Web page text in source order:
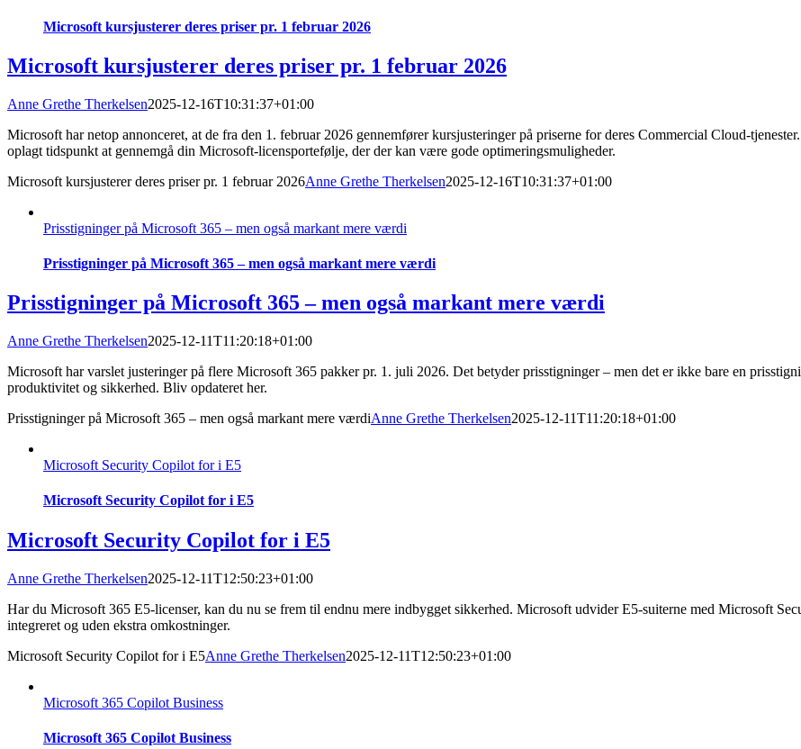
Microsoft kursjusterer deres priser pr. 1 februar 2026
Microsoft kursjusterer deres priser pr. 1 februar 2026
Anne Grethe Therkelsen2025-12-16T10:31:37+01:00
Microsoft har netop annonceret, at de fra den 1. februar 2026 gennemfører kursjusteringer på priserne for deres Commercial Cloud-
oplagt tidspunkt at gennemgå din Microsoft-licensportefølje, der der kan være gode optimeringsmuligheder.
Microsoft kursjusterer deres priser pr. 1 februar 2026Anne Grethe Therkelsen2025-12-16T10:31:37+01:00
Prisstigninger på Microsoft 365 – men også markant mere værdi
Prisstigninger på Microsoft 365 – men også markant mere værdi
Prisstigninger på Microsoft 365 – men også markant mere værdi
Anne Grethe Therkelsen2025-12-11T11:20:18+01:00
Microsoft har varslet justeringer på flere Microsoft 365 pakker pr. 1. juli 2026. Det betyder prisstigninger – men det er ikke bare en
produktivitet og sikkerhed. Bliv opdateret her.
Prisstigninger på Microsoft 365 – men også markant mere værdiAnne Grethe Therkelsen2025-12-11T11:20:18+01:00
Microsoft Security Copilot for i E5
Microsoft Security Copilot for i E5
Microsoft Security Copilot for i E5
Anne Grethe Therkelsen2025-12-11T12:50:23+01:00
Har du Microsoft 365 E5-licenser, kan du nu se frem til endnu mere indbygget sikkerhed. Microsoft udvider E5-suiterne med Microsoft
integreret og uden ekstra omkostninger.
Microsoft Security Copilot for i E5Anne Grethe Therkelsen2025-12-11T12:50:23+01:00
Microsoft 365 Copilot Business
Microsoft 365 Copilot Business